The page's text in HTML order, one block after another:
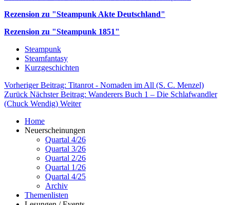
Rezension zu "Steampunk Akte Deutschland"
Rezension zu "Steampunk 1851"
Steampunk
Steamfantasy
Kurzgeschichten
Vorheriger Beitrag: Titanrot - Nomaden im All (S. C. Menzel)
Zurück Nächster Beitrag: Wanderers Buch 1 – Die Schlafwandler
(Chuck Wendig) Weiter
Home
Neuerscheinungen
Quartal 4/26
Quartal 3/26
Quartal 2/26
Quartal 1/26
Quartal 4/25
Archiv
Themenlisten